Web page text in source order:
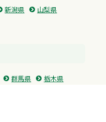
新潟県
山梨県
群馬県
栃木県